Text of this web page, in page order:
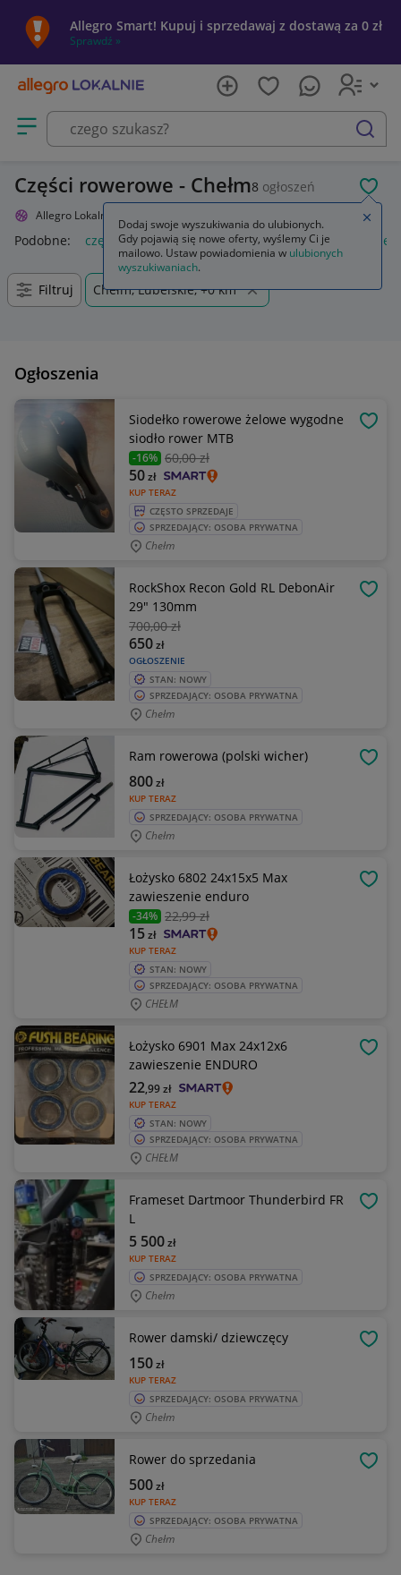
Allegro Smart! Kupuj i sprzedawaj z dostawą za 0 zł
Sprawdź »
Otwórz menu z kategoriami
szukaj
Części rowerowe - Chełm8 ogłoszeń
Allegro Lokalnie Części
Podobne: części części zamienne części montażowe
Filtruj Chełm, Lubelskie, +0 km
Ogłoszenia
Siodełko rowerowe żelowe wygodne
siodło rower MTB
-16% 60,00 zł
KUP TERAZ
50zł
CZĘSTO SPRZEDAJE
SPRZEDAJĄCY: OSOBA PRYWATNA
Chełm
RockShox Recon Gold RL DebonAir
29" 130mm
700,00 zł
OGŁOSZENIE
650zł
STAN: NOWY
SPRZEDAJĄCY: OSOBA PRYWATNA
Chełm
Ram rowerowa (polski wicher)
KUP TERAZ
800zł
SPRZEDAJĄCY: OSOBA PRYWATNA
Chełm
Łożysko 6802 24x15x5 Max
zawieszenie enduro
-34% 22,99 zł
KUP TERAZ
15zł
STAN: NOWY
SPRZEDAJĄCY: OSOBA PRYWATNA
CHEŁM
Łożysko 6901 Max 24x12x6
zawieszenie ENDURO
KUP TERAZ
22,99zł
STAN: NOWY
SPRZEDAJĄCY: OSOBA PRYWATNA
CHEŁM
Frameset Dartmoor Thunderbird FR
L
KUP TERAZ
5 500zł
SPRZEDAJĄCY: OSOBA PRYWATNA
Chełm
Rower damski/ dziewczęcy
KUP TERAZ
150zł
SPRZEDAJĄCY: OSOBA PRYWATNA
Chełm
Rower do sprzedania
KUP TERAZ
500zł
SPRZEDAJĄCY: OSOBA PRYWATNA
Chełm
Dodaj swoje wyszukiwania do ulubionych.
Gdy pojawią się nowe oferty, wyślemy Ci je
mailowo. Ustaw powiadomienia w ulubionych
wyszukiwaniach.